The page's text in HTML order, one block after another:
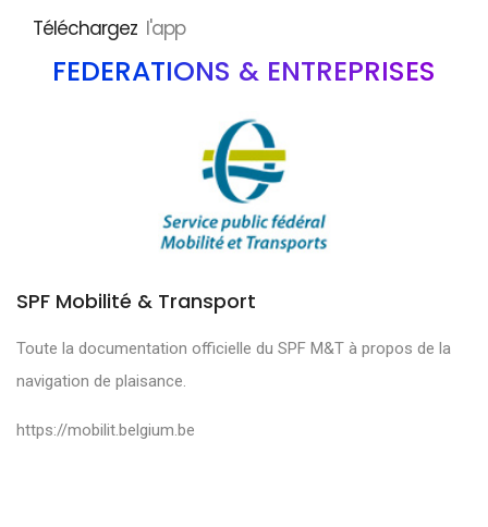
Téléchargez l'app
SPF Mobilité & Transport
Toute la documentation officielle du SPF M&T à propos de la
navigation de plaisance.
https://mobilit.belgium.be
FÉDÉRATIONS & ENTREPRISES